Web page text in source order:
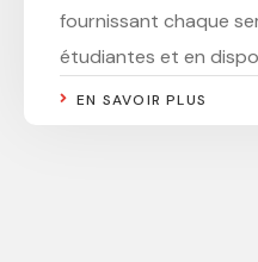
fournissant chaque
étudiantes et en
EN SAVOIR PLUS